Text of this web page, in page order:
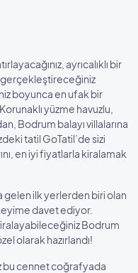
ayrıcalıklı bir
gerçekleştireceğiniz
boyunca en ufak bir
yüzme havuzlu,
Bodrum balayı villalarına
tatil GoTatil’de sizi
en iyi fiyatlarla kiralamak
gelen ilk yerlerden biri olan
davet ediyor.
Bodrum
olarak hazırlandı!
bu cennet coğrafyada